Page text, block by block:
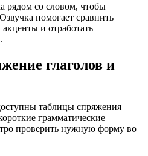
рядом со словом, чтобы
помогает сравнить
и отработать
глаголов и
таблицы спряжения
грамматические
проверить нужную форму во